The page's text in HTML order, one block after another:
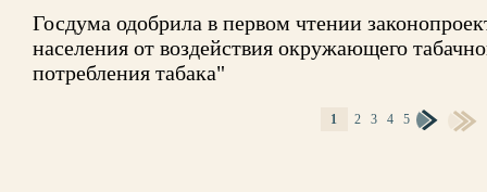
Госдума одобрила в первом чтении
населения от воздействия окружающего
потребления табака"
1 2 3 4 5